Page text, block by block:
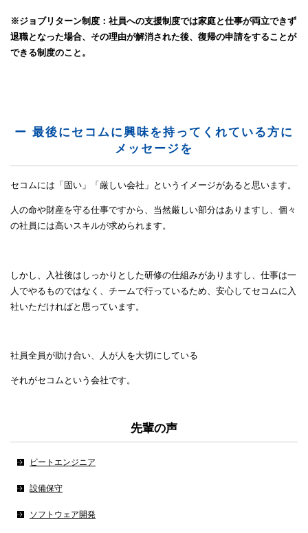
※ジョブリターン制度：社員への支援制度では家庭と仕事が両立できず
退職となった場合、その理由が解消された後、復帰の申請をすることが
できる制度のこと。
ー 最後にセコムに興味を持ってくれている方に
メッセージを
セコムには「固い」「厳しい会社」というイメージがあると思います。
人の命や財産を守る仕事ですから、当然厳しい部分はありますし、個々
の社員には高いスキルが求められます。
しかし、入社後はしっかりとした研修の仕組みがありますし、仕事は一
人でやるものではなく、チームで行っているため、安心してセコムに入
社いただければと思っています。
社員全員が助け合い、人が人を大切にしている
それがセコムという会社です。
先輩の声
ビートエンジニア
設備保守
ソフトウェア開発